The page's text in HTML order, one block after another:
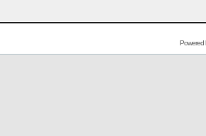
Powered